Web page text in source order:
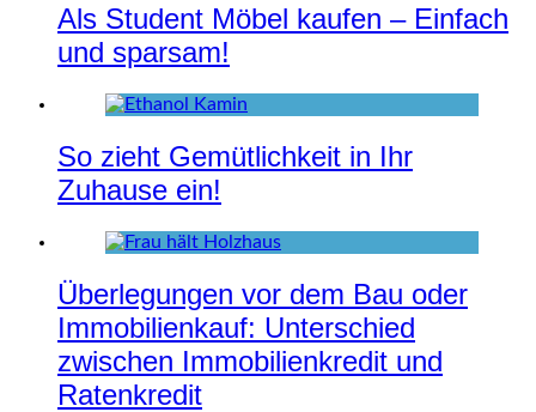
Als Student Möbel kaufen – Einfach
und sparsam!
So zieht Gemütlichkeit in Ihr
Zuhause ein!
Überlegungen vor dem Bau oder
Immobilienkauf: Unterschied
zwischen Immobilienkredit und
Ratenkredit